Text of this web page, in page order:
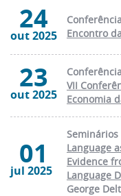
24
out 2025
Encontro
23
out 2025
VII
Economia
01
jul 2025
Seminários
Language
Evidence
Language
George